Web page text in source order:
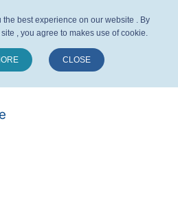
the best experience on our website . By
, you agree to makes use of cookie.
CLOSE